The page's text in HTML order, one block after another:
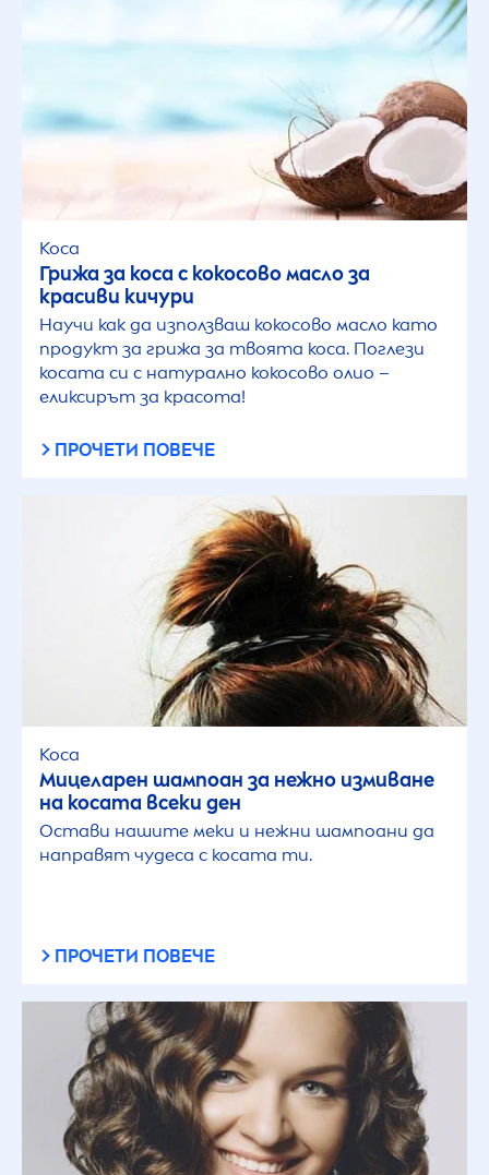
Коса
Грижа за коса с кокосово масло за
красиви кичури
Научи как да използваш кокосово масло като
продукт за грижа за твоята коса. Поглези
косата си с натурално кокосово олио –
еликсирът за красота!
ПРОЧЕТИ ПОВЕЧЕ
Коса
Мицеларен шампоан за нежно измиване
на косата всеки ден
Остави нашите меки и нежни шампоани да
направят чудеса с косата ти.
ПРОЧЕТИ ПОВЕЧЕ